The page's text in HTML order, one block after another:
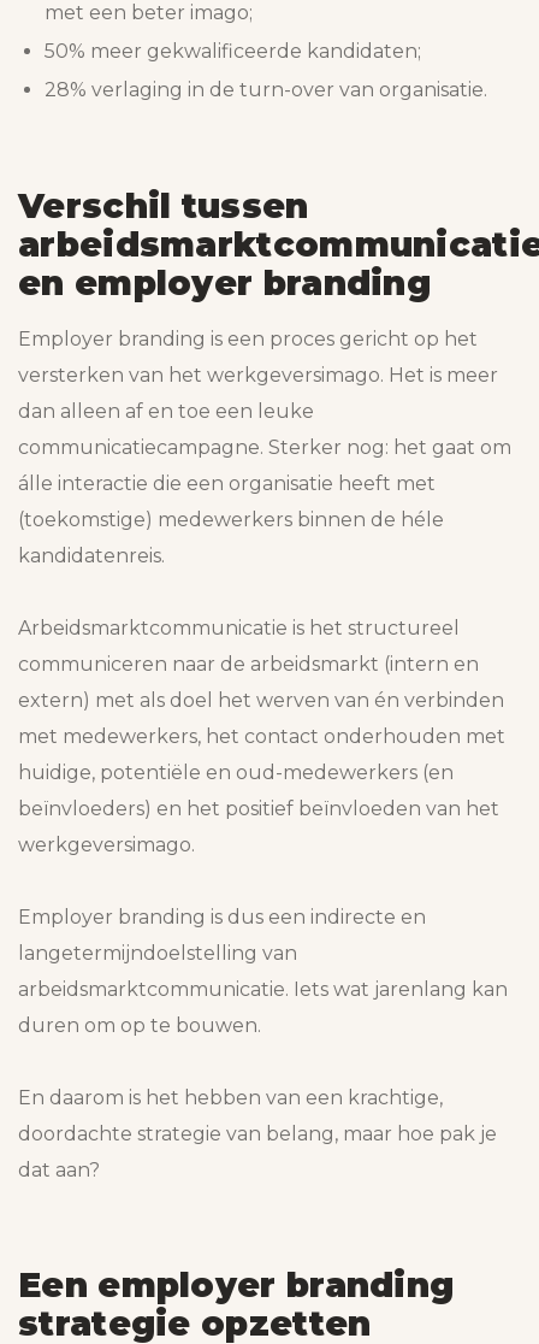
met een beter imago;
50% meer gekwalificeerde kandidaten;
28% verlaging in de turn-over van organisatie.
Verschil tussen
en employer branding
Employer branding is een proces gericht op het
versterken van het werkgeversimago. Het is meer
dan alleen af en toe een leuke
communicatiecampagne. Sterker nog: het gaat om
álle interactie die een organisatie heeft met
(toekomstige) medewerkers binnen de héle
kandidatenreis.
Arbeidsmarktcommunicatie is het structureel
communiceren naar de arbeidsmarkt (intern en
extern) met als doel het werven van én verbinden
met medewerkers, het contact onderhouden met
huidige, potentiële en oud-medewerkers (en
beïnvloeders) en het positief beïnvloeden van het
werkgeversimago.
Employer branding is dus een indirecte en
langetermijndoelstelling van
arbeidsmarktcommunicatie. Iets wat jarenlang kan
duren om op te bouwen.
En daarom is het hebben van een krachtige,
doordachte strategie van belang, maar hoe pak je
dat aan?
Een employer branding
strategie opzetten